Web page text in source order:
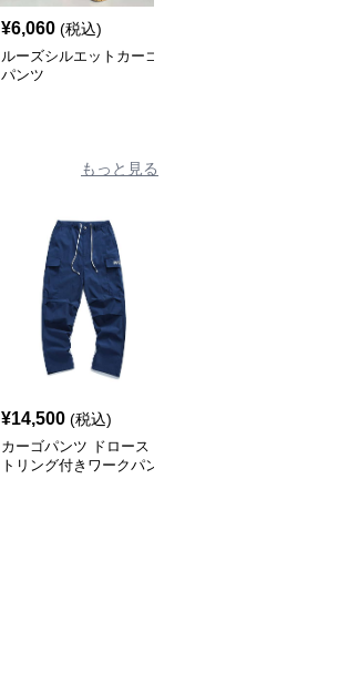
¥6,060 (税込)
ルーズシルエットカーゴ
パンツ
もっと見る
¥14,500 (税込)
カーゴパンツ ドロース
トリング付きワークパン